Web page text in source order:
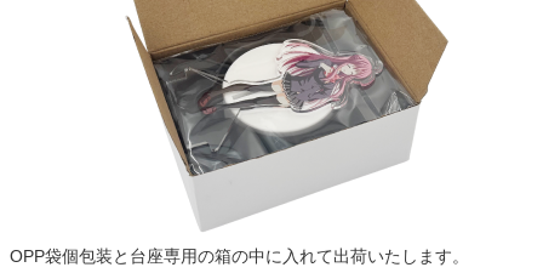
OPP袋個包装と台座専用の箱の中に入れて出荷いたします。